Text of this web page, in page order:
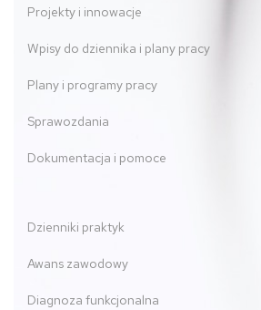
Projekty i innowacje
Wpisy do dziennika i plany pracy
Plany i programy pracy
Sprawozdania
Dokumentacja i pomoce
Dzienniki praktyk
Awans zawodowy
Diagnoza funkcjonalna